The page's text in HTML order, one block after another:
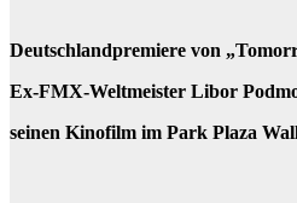
Deutschlandpremiere von
Ex-FMX-Weltmeister Libor
seinen Kinofilm im Park Plaza